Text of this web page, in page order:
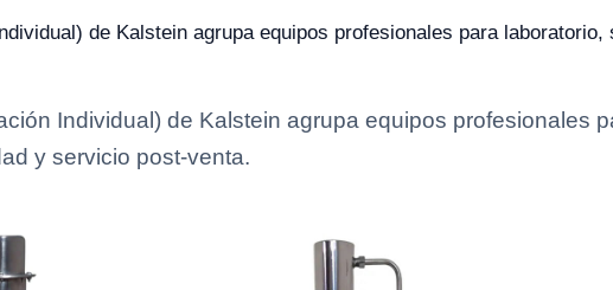
de Kalstein agrupa equipos profesionales para
Individual) de Kalstein agrupa equipos profesionales
y servicio post-venta.